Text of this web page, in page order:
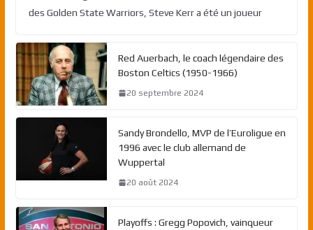
des Golden State Warriors, Steve Kerr a été un joueur
Red Auerbach, le coach légendaire des
Boston Celtics (1950-1966)
20 septembre 2024
Sandy Brondello, MVP de l’Euroligue en
1996 avec le club allemand de
Wuppertal
20 août 2024
Playoffs : Gregg Popovich, vainqueur